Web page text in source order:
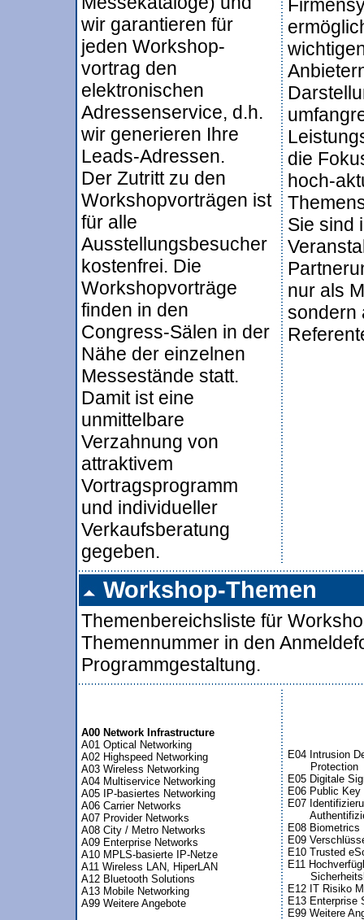
wir garantieren für
jeden Workshop-
vortrag den
elektronischen
Adressenservice, d.h.
wir generieren Ihre
Leads-Adressen.
Der Zutritt zu den
Workshopvorträgen ist
für alle
Ausstellungsbesucher
kostenfrei. Die
Workshopvorträge
finden in den
Congress-Sälen in der
Nähe der einzelnen
Messestände statt.
Damit ist eine
unmittelbare
Verzahnung von
attraktivem
Vortragsprogramm
und individueller
Verkaufsberatung
gegeben.
die
hoch-
Sie sind
nur als
sondern
Workshop-Themen
Themenbereichsliste für
Themennummer in den
Programmgestaltung.
A00 Network Infrastructure
A01 Optical Networking
A02 Highspeed Networking
A03 Wireless Networking
A04 Multiservice Networking
A05 IP-basiertes Networking
A06 Carrier Networks
A07 Provider Networks
A08 City / Metro Networks
A09 Enterprise Networks
A10 MPLS-basierte IP-Netze
A11 Wireless LAN, HiperLAN
A12 Bluetooth Solutions
A13 Mobile Networking
A99 Weitere Angebote
E04 Intrusion
       Protection
E05 Digitale
E06 Public
E07
E08 Biometrics
E09
E10 Trusted
E11
E12 IT Risiko
E13 Enterprise
E99 Weitere